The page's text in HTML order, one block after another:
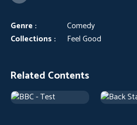
Genre :
Comedy
Collections :
Feel Good
Related Contents